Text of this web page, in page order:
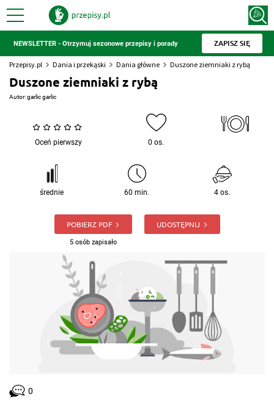
NEWSLETTER - Otrzymuj sezonowe przepisy i porady ZAPISZ SIĘ
Przepisy.pl Dania i przekąski Dania główne Duszone ziemniaki z rybą
Duszone ziemniaki z rybą
Autor:garlic garlic
Oceń pierwszy 0 os.
średnie 60 min. 4 os.
POBIERZ PDF
5 osób zapisało
UDOSTĘPNIJ
0